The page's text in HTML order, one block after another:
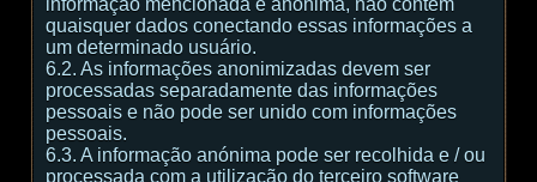
informação mencionada é anónima, não contém
quaisquer dados conectando essas informações a
um determinado usuário.
6.2. As informações anonimizadas devem ser
processadas separadamente das informações
pessoais e não pode ser unido com informações
pessoais.
6.3. A informação anónima pode ser recolhida e / ou
processada com a utilização do terceiro software